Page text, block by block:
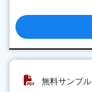
無料サンプ